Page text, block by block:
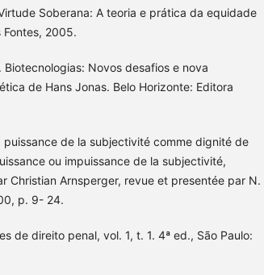
Soberana: A teoria e prática da equidade
Fontes, 2005.
Biotecnologias: Novos desafios e nova
de Hans Jonas. Belo Horizonte: Editora
puissance de la subjectivité comme dignité de
ou impuissance de la subjectivité,
Christian Arnsperger, revue et presentée par N.
p. 9- 24.
de direito penal, vol. 1, t. 1. 4ª ed., São Paulo: